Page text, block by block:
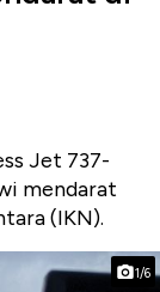
Jet 737-
mendarat
(IKN).
1/6